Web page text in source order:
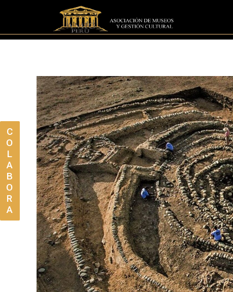
C
O
L
A
B
O
R
A